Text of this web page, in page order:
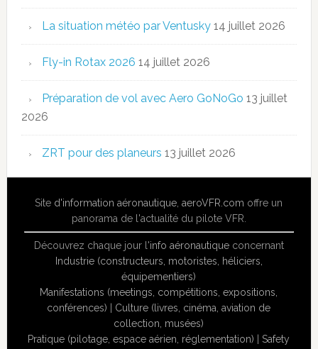
La situation météo par Ventusky 14 juillet 2026
Fly-in Rotax 2026 14 juillet 2026
Préparation de vol avec Aero GoNoGo 13 juillet
2026
ZRT pour des planeurs 13 juillet 2026
Site d'information aéronautique ,aeroVFR.com offre un
panorama de l'actualité du pilote VFR.
Découvrez chaque jour l'info aéronautiqueconcernant
Industrie (constructeurs, motoristes, héliciers,
équipementiers)
Manifestations (meetings, compétitions, expositions,
conférences)
Culture (livres, cinéma, aviation de
collection, musées)
Pratique (pilotage, espace aérien, réglementation) |Safety